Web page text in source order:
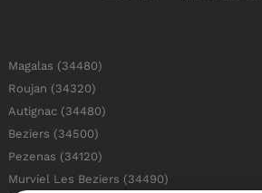
Magalas (34480)
Roujan (34320)
Autignac (34480)
Beziers (34500)
Pezenas (34120)
Murviel Les Beziers (34490)